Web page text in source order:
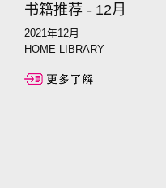
书籍推荐 - 12月
2021年12月
HOME LIBRARY